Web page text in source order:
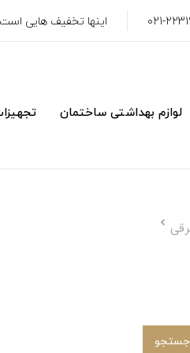
اینها تخفیف هایی
لوازم بهداشتی ساختمان
جستجو